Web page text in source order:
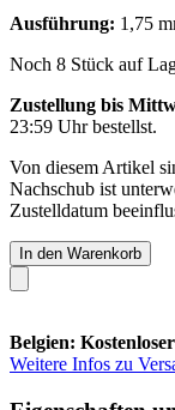
Ausführung: 1,75
Noch 8 Stück auf
Zustellung bis
23:59 Uhrbestellst.
Von diesem Artikel
Nachschub ist
Zustelldatum
In den Warenkorb
Belgien:
Weitere Infos zu